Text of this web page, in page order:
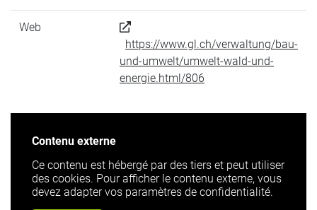
Web
https://www.gl.ch/verwaltung/bau-
und-umwelt/umwelt-wald-und-
energie.html/806
Contenu externe
Ce contenu est hébergé par des tiers et peut utiliser
des cookies. Pour afficher le contenu externe, vous
devez adapter vos paramètres de confidentialité.